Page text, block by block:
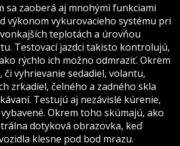
sa zaoberá aj mnohými funkciami
výkonom vykurovacieho systému pri
teplotách a úrovňou
Testovací jazdci takisto kontrolujú,
rýchlo ich možno odmraziť. Okrem
vyhrievanie sedadiel, volantu,
zrkadiel, čelného a zadného skla
Testujú aj nezávislé kúrenie,
Okrem toho skúmajú, ako
dotyková obrazovka, keď
klesne pod bod mrazu.